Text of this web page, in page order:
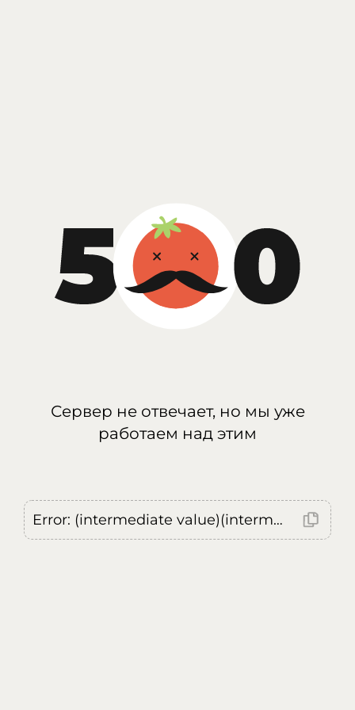
Сервер не отвечает, но мы уже
работаем над этим
Error: (intermediate value)(intermediate value)(intermediate value).replaceAll is not a function